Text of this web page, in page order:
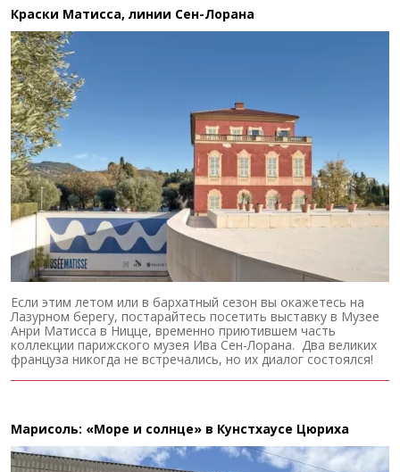
Краски Матисса, линии Сен-Лорана
Если этим летом или в бархатный сезон вы окажетесь на
Лазурном берегу, постарайтесь посетить выставку в Музее
Анри Матисса в Ницце, временно приютившем часть
коллекции парижского музея Ива Сен-Лорана. Два великих
француза никогда не встречались, но их диалог состоялся!
Марисоль: «Море и солнце» в Кунстхаусе Цюриха